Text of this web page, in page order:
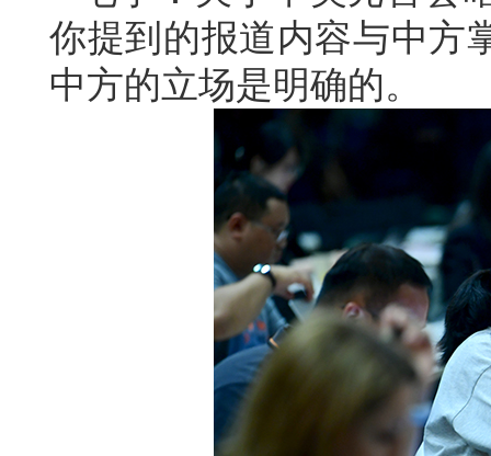
你提到的报道内容与中方
中方的立场是明确的。